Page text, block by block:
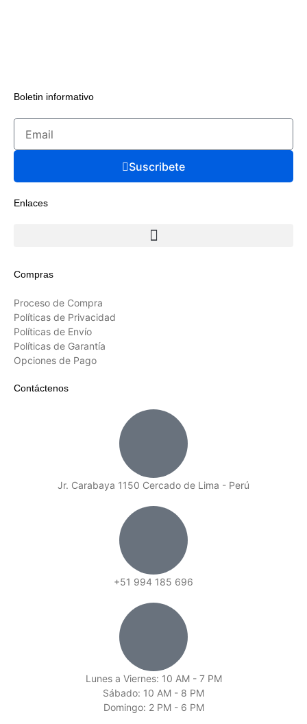
Boletin informativo
Suscribete
Enlaces
Compras
Proceso de Compra
Políticas de Privacidad
Políticas de Envío
Políticas de Garantía
Opciones de Pago
Contáctenos
Jr. Carabaya 1150 Cercado de Lima - Perú
+51 994 185 696
Lunes a Viernes: 10 AM - 7 PM
Sábado: 10 AM - 8 PM
Domingo: 2 PM - 6 PM